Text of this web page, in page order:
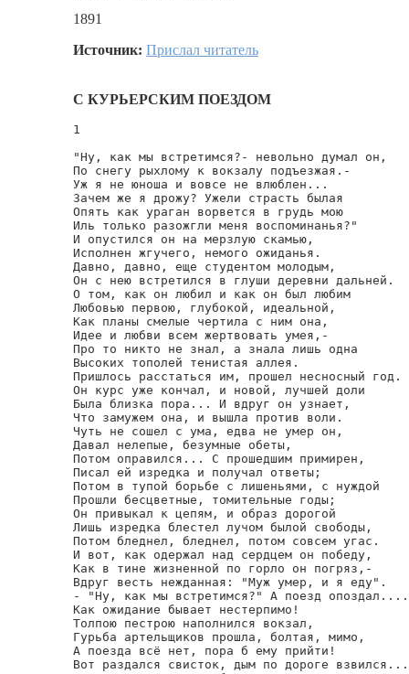
1891
Источник: Прислал читатель
С КУРЬЕРСКИМ ПОЕЗДОМ
1
"Ну, как мы встретимся?- невольно думал он,
По снегу рыхлому к вокзалу подъезжая.-
Уж я не юноша и вовсе не влюблен...
Зачем же я дрожу? Ужели страсть былая
Опять как ураган ворвется в грудь мою
Иль только разожгли меня воспоминанья?"
И опустился он на мерзлую скамью,
Исполнен жгучего, немого ожиданья.
Давно, давно, еще студентом молодым,
Он с нею встретился в глуши деревни дальней.
О том, как он любил и как он был любим
Любовью первою, глубокой, идеальной,
Как планы смелые чертила с ним она,
Идее и любви всем жертвовать умея,-
Про то никто не знал, а знала лишь одна
Высоких тополей тенистая аллея.
Пришлось расстаться им, прошел несносный год.
Он курс уже кончал, и новой, лучшей доли
Была близка пора... И вдруг он узнает,
Что замужем она, и вышла против воли.
Чуть не сошел с ума, едва не умер он,
Давал нелепые, безумные обеты,
Потом оправился... С прошедшим примирен,
Писал ей изредка и получал ответы;
Потом в тупой борьбе с лишеньями, с нуждой
Прошли бесцветные, томительные годы;
Он привыкал к цепям, и образ дорогой
Лишь изредка блестел лучом былой свободы,
Потом бледнел, бледнел, потом совсем угас.
И вот, как одержал над сердцем он победу,
Как в тине жизненной по горло он погряз,-
Вдруг весть нежданная: "Муж умер, и я еду".
- "Ну, как мы встретимся?" А поезд опоздал....
Как ожидание бывает нестерпимо!
Толпою пестрою наполнился вокзал,
Гурьба артельщиков прошла, болтая, мимо,
А поезда всё нет, пора б ему прийти!
Вот раздался свисток, дым по дороге взвился...